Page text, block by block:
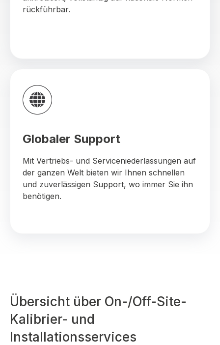
rückführbar.
Globaler Support
Mit Vertriebs- und Serviceniederlassungen auf
der ganzen Welt bieten wir Ihnen schnellen
und zuverlässigen Support, wo immer Sie ihn
benötigen.
Übersicht über On-/Off-Site-
Kalibrier- und
Installationsservices